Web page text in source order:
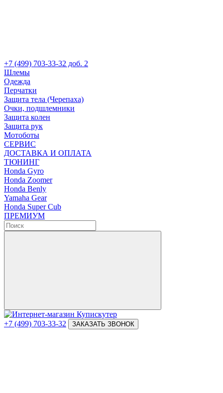
+7 (499) 703-33-32 доб. 2
Шлемы
Одежда
Перчатки
Защита тела (Черепаха)
Очки, подшлемники
Защита колен
Защита рук
Мотоботы
СЕРВИС
ДОСТАВКА И ОПЛАТА
ТЮНИНГ
Honda Gyro
Honda Zoomer
Honda Benly
Yamaha Gear
Honda Super Cub
ПРЕМИУМ
+7 (499) 703-33-32 ЗАКАЗАТЬ ЗВОНОК